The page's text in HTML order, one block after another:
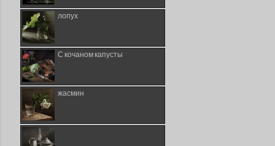
лопух
С кочаном капусты
жасмин